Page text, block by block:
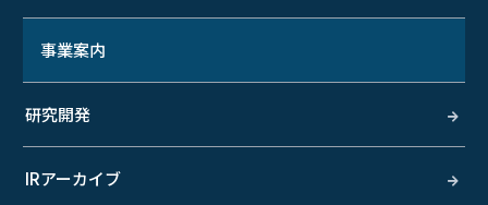
事業案内
研究開発
IRアーカイブ